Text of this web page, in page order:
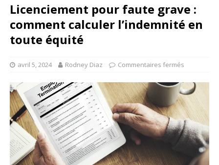
Licenciement pour faute grave :
comment calculer l’indemnité en
toute équité
avril 5, 2024 Rodney Diaz Commentaires fermés